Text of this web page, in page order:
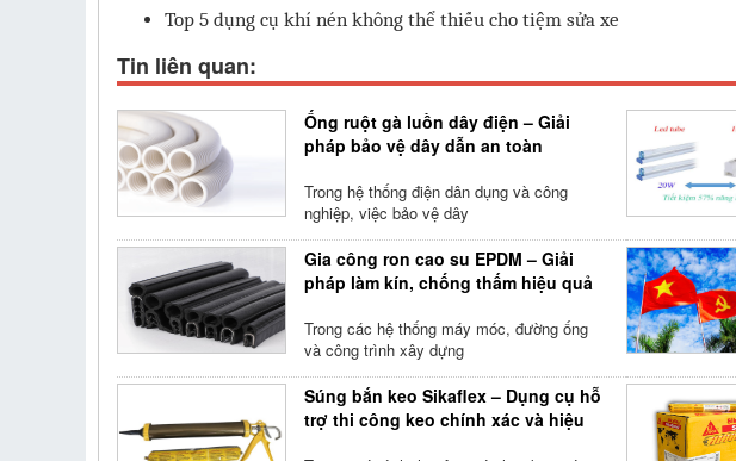
Top 5 dụng cụ khí nén không thể thiếu cho tiệm sửa xe
Tin liên quan:
Ống ruột gà luồn dây điện – Giải
pháp bảo vệ dây dẫn an toàn
Trong hệ thống điện dân dụng và công
nghiệp, việc bảo vệ dây
Gia công ron cao su EPDM – Giải
pháp làm kín, chống thấm hiệu quả
Trong các hệ thống máy móc, đường ống
và công trình xây dựng
Súng bắn keo Sikaflex – Dụng cụ hỗ
trợ thi công keo chính xác và hiệu